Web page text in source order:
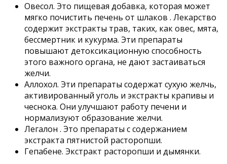
Овесол. Это пищевая добавка, которая может
мягко почистить печень от шлаков . Лекарство
содержит экстракты трав, таких, как овес, мята,
бессмертник и кукурма. Эти препараты
повышают детоксикационную способность
этого важного органа, не дают застаиваться
желчи.
Аллохол. Эти препараты содержат сухую желчь,
активированный уголь и экстракты крапивы и
чеснока. Они улучшают работу печени и
нормализуют образование желчи.
Легалон . Это препараты с содержанием
экстракта пятнистой расторопши.
Гепабене. Экстракт расторопши и дымянки.